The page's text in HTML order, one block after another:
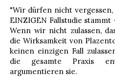
"Wir dürfen nicht
EINZIGEN Fallstudie
Wenn wir nicht zulassen,
die Wirksamkeit von
keinen einzigen Fall
die gesamte Praxis
argumentieren sie.